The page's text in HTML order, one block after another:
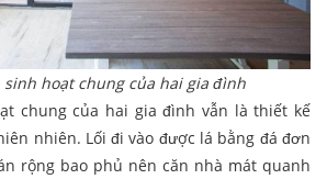
sinh hoạt chung của hai gia đình
chung của hai gia đình vẫn là thiết kế
nhiên. Lối đi vào được lá bằng đá đơn
rộng bao phủ nên căn nhà mát quanh